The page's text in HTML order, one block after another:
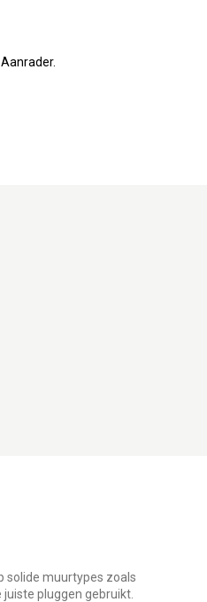
solide muurtypes zoals
pluggen gebruikt.